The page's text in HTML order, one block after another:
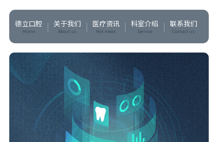
德立口腔
Home
关于我们
About us
医疗资讯
Hot news
科室介绍
Service
联系我们
Contact us